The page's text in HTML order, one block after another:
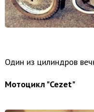
Один из цилиндров
Мотоцикл "Cezet"